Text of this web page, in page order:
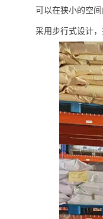
可以在狭小的空
采用步行式设计，